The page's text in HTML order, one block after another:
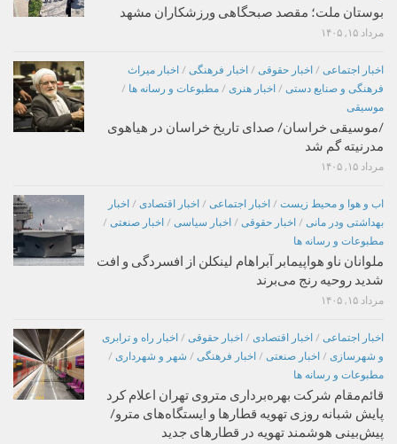
بوستان ملت؛ مقصد صبحگاهی ورزشکاران مشهد
مرداد ۱۵, ۱۴۰۵
اخبار اجتماعی / اخبار حقوقی / اخبار فرهنگی / اخبار میراث
فرهنگی و صنایع دستی / اخبار هنری / مطبوعات و رسانه ها /
موسیقی
/موسیقی خراسان/ صدای تاریخ خراسان در هیاهوی
مدرنیته گم شد
مرداد ۱۵, ۱۴۰۵
اب و هوا و محیط زیست / اخبار اجتماعی / اخبار اقتصادی / اخبار
بهداشتی ودر مانی / اخبار حقوقی / اخبار سیاسی / اخبار صنعتی /
مطبوعات و رسانه ها
ملوانان ناو هواپیمابر آبراهام لینکلن از افسردگی و افت
شدید روحیه رنج می‌برند
مرداد ۱۵, ۱۴۰۵
اخبار اجتماعی / اخبار اقتصادی / اخبار حقوقی / اخبار راه و ترابری
و شهرسازی / اخبار صنعتی / اخبار فرهنگی / شهر و شهرداری /
مطبوعات و رسانه ها
قائم‌مقام شرکت بهره‌برداری متروی تهران اعلام کرد
پایش شبانه روزی تهویه قطارها و ایستگاه‌های مترو/
پیش‌بینی هوشمند تهویه در قطارهای جدید